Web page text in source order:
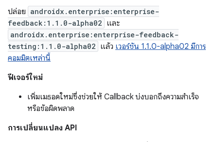
ปล่อย androidx.enterprise:enterprise-
feedback:1.1.0-alpha02 และ
androidx.enterprise:enterprise-feedback-
testing:1.1.0-alpha02 แล้ว เวอร์ชัน 1.1.0-alpha02 มีการ
คอมมิตเหล่านี้
ฟีเจอร์ใหม่
เพิ่มเมธอดใหม่ซึ่งช่วยให้ Callback บ่งบอกถึงความสำเร็จ
หรือข้อผิดพลาด
การเปลี่ยนแปลง API